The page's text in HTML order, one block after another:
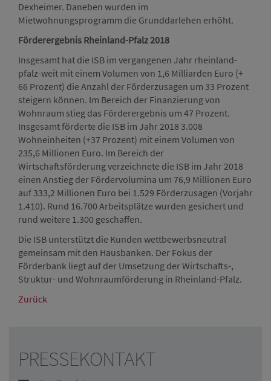
Dexheimer. Daneben wurden im
Mietwohnungsprogramm die Grunddarlehen erhöht.
Förderergebnis Rheinland-Pfalz 2018
Insgesamt hat die ISB im vergangenen Jahr rheinland-
pfalz-weit mit einem Volumen von 1,6 Milliarden Euro (+
66 Prozent) die Anzahl der Förderzusagen um 33 Prozent
steigern können. Im Bereich der Finanzierung von
Wohnraum stieg das Förderergebnis um 47 Prozent.
Insgesamt förderte die ISB im Jahr 2018 3.008
Wohneinheiten (+37 Prozent) mit einem Volumen von
235,6 Millionen Euro. Im Bereich der
Wirtschaftsförderung verzeichnete die ISB im Jahr 2018
einen Anstieg der Fördervolumina um 76,9 Millionen Euro
auf 333,2 Millionen Euro bei 1.529 Förderzusagen (Vorjahr
1.410). Rund 16.700 Arbeitsplätze wurden gesichert und
rund weitere 1.300 geschaffen.
Die ISB unterstützt die Kunden wettbewerbsneutral
gemeinsam mit den Hausbanken. Der Fokus der
Förderbank liegt auf der Umsetzung der Wirtschafts-,
Struktur- und Wohnraumförderung in Rheinland-Pfalz.
Zurück
PRESSEKONTAKT